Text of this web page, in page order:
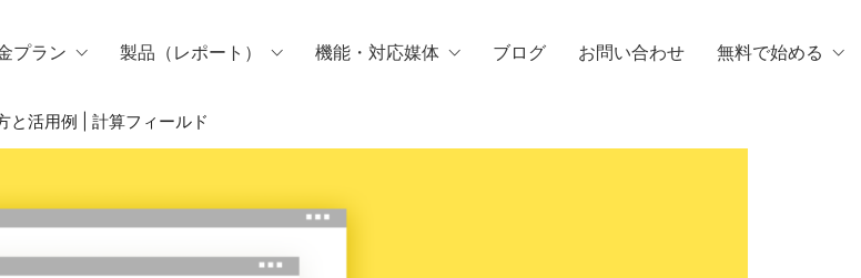
プラン 製品（レポート） 機能・対応媒体 ブログ お問い合わせ 無料で始める
活用例 | 計算フィールド